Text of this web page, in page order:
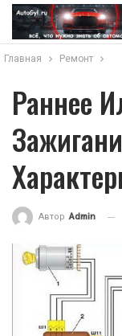
Главная Ремонт
Раннее
Автор Admin